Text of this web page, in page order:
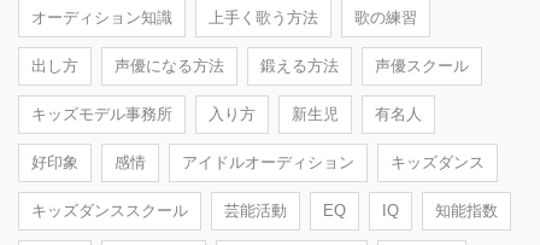
オーディション知識 上手く歌う方法 歌の練習
出し方 声優になる方法 鍛える方法 声優スクール
キッズモデル事務所 入り方 新生児 有名人
好印象 感情 アイドルオーディション キッズダンス
キッズダンススクール 芸能活動 EQ IQ 知能指数